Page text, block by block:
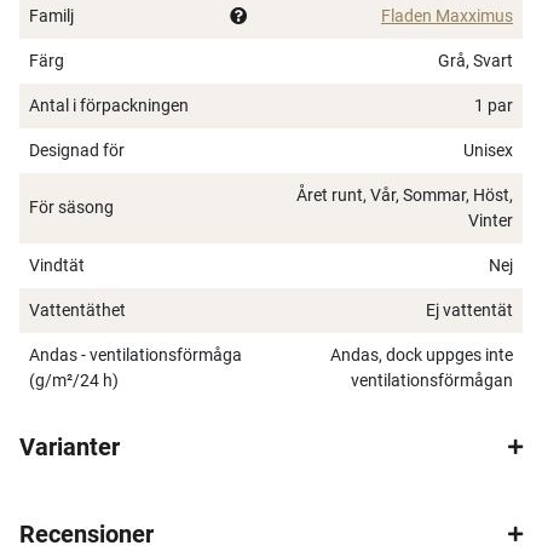
Familj Fladen Maxximus
Färg Grå, Svart
Antal i förpackningen 1 par
Designad för Unisex
För säsong
Året runt, Vår, Sommar, Höst,
Vinter
Vindtät Nej
Vattentäthet Ej vattentät
Andas - ventilationsförmåga
(g/m²/24 h)
Andas, dock uppges inte
ventilationsförmågan
Varianter
Recensioner